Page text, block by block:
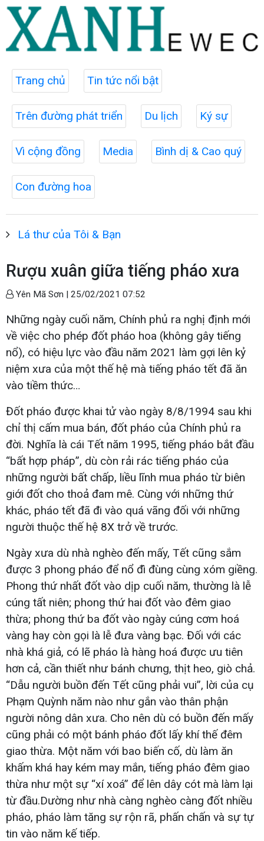
Trang chủ Tin tức nổi bật
Trên đường phát triển Du lịch Ký sự
Vì cộng đồng Media Bình dị & Cao quý
Con đường hoa
Lá thư của Tôi & Bạn
Rượu xuân giữa tiếng pháo xưa
Yên Mã Sơn | 25/02/2021 07:52
Những ngày cuối năm, Chính phủ ra nghị định mới
về việc cho phép đốt pháo hoa (không gây tiếng
nổ), có hiệu lực vào đầu năm 2021 làm gợi lên kỷ
niệm xưa của một thế hệ mà tiếng pháo tết đã ăn
vào tiềm thức…
Đốt pháo được khai tử vào ngày 8/8/1994 sau khi
chỉ thị cấm mua bán, đốt pháo của Chính phủ ra
đời. Nghĩa là cái Tết năm 1995, tiếng pháo bắt đầu
“bất hợp pháp”, dù còn rải rác tiếng pháo của
những người bất chấp, liều lĩnh mua pháo từ biên
giới đốt cho thoả đam mê. Cùng với những thứ
khác, pháo tết đã đi vào quá vãng đối với những
người thuộc thế hệ 8X trở về trước.
Ngày xưa dù nhà nghèo đến mấy, Tết cũng sắm
được 3 phong pháo để nổ đì đùng cùng xóm giềng.
Phong thứ nhất đốt vào dịp cuối năm, thường là lễ
cúng tất niên; phong thứ hai đốt vào đêm giao
thừa; phong thứ ba đốt vào ngày cúng cơm hoá
vàng hay còn gọi là lễ đưa vàng bạc. Đối với các
nhà khá giả, có lẽ pháo là hàng hoá được ưu tiên
hơn cả, cần thiết như bánh chưng, thịt heo, giò chả.
“Dẫu người buồn đến Tết cũng phải vui”, lời của cụ
Phạm Quỳnh năm nào như gắn vào thân phận
người nông dân xưa. Cho nên dù có buồn đến mấy
cũng phải có một bánh pháo đốt lấy khí thế đêm
giao thừa. Một năm với bao biến cố, dù làm ăn
khấm khá hay kém may mắn, tiếng pháo đêm giao
thừa như một sự “xí xoá” để lên dây cót mà làm lại
từ đầu.Dường như nhà càng nghèo càng đốt nhiều
pháo, pháo làm tăng sự rộn rã, phấn chấn và sự tự
tin vào năm kế tiếp.